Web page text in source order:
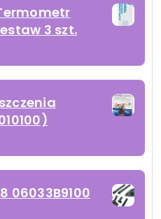
3 szt.
06033B9100